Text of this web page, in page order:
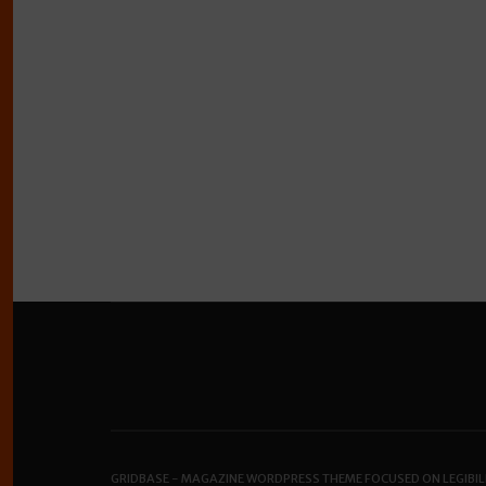
GRIDBASE - MAGAZINE WORDPRESS THEME FOCUSED ON